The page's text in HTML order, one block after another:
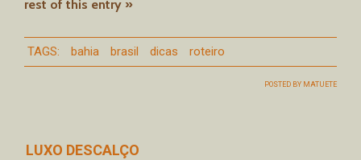
rest of this entry »
TAGS: bahia brasil dicas roteiro
POSTED BY MATUETE
LUXO DESCALÇO